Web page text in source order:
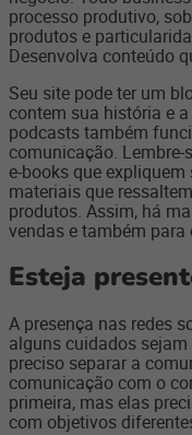
processo produtivo,
produtos e
Desenvolva conteúdo
Seu site pode ter um
contem sua história e
podcasts também
comunicação.
e-books que
materiais que
produtos. Assim, há
vendas e também
Esteja
A presença nas redes
alguns cuidados
preciso separar a
comunicação com o
primeira, mas elas
com objetivos